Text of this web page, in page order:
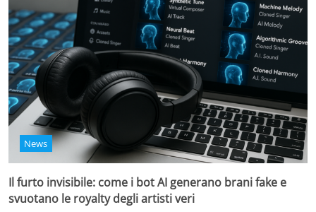
News
Il furto invisibile: come i bot AI generano brani fake e
svuotano le royalty degli artisti veri